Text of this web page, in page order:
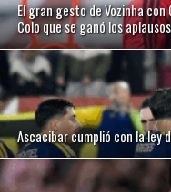
El gran gesto de Vozinha
Colo que se ganó los aplausos
Ascacibar cumplió con la ley